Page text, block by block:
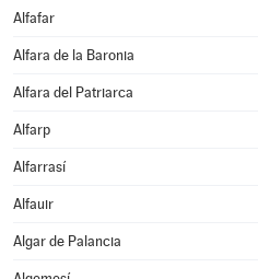
Alfafar
Alfara de la Baronia
Alfara del Patriarca
Alfarp
Alfarrasí
Alfauir
Algar de Palancia